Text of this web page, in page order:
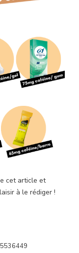
cet article et
à le rédiger !